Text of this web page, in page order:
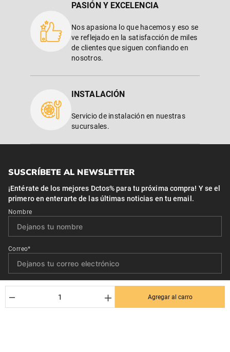
＋
－ Agregar al carro
PASIÓN Y EXCELENCIA
Nos apasiona lo que hacemos y eso se
ve reflejado en la satisfacción de miles
de clientes que siguen confiando en
nosotros.
INSTALACIÓN
Servicio de instalación en nuestras
sucursales.
SUSCRÍBETE AL NEWSLETTER
¡Entérate de los mejores Dctos% para tu próxima compra! Y se el
primero en enterarte de las últimas noticias en tu email.
Nombre
Correo*
Quiero recibir el newsletter con promociones.